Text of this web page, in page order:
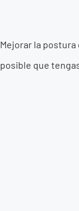
Mejorar la
posible que